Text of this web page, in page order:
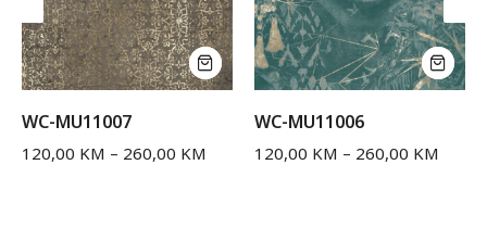
WC-MU11007
120,00 KM – 260,00 KM
WC-MU11006
120,00 KM – 260,00 KM